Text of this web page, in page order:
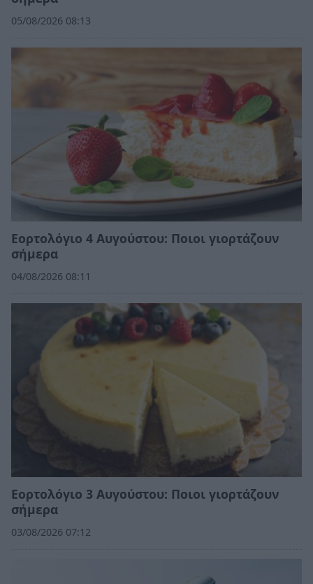
05/08/2026 08:13
Εορτολόγιο 4 Αυγούστου: Ποιοι γιορτάζουν
σήμερα
04/08/2026 08:11
Εορτολόγιο 3 Αυγούστου: Ποιοι γιορτάζουν
σήμερα
03/08/2026 07:12